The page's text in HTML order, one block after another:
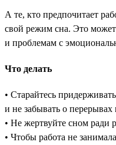
А те, кто предпочитает
свой режим сна. Это
и проблемам с
Что делать
• Старайтесь
и не забывать о
• Не жертвуйте сном ради
• Чтобы работа не